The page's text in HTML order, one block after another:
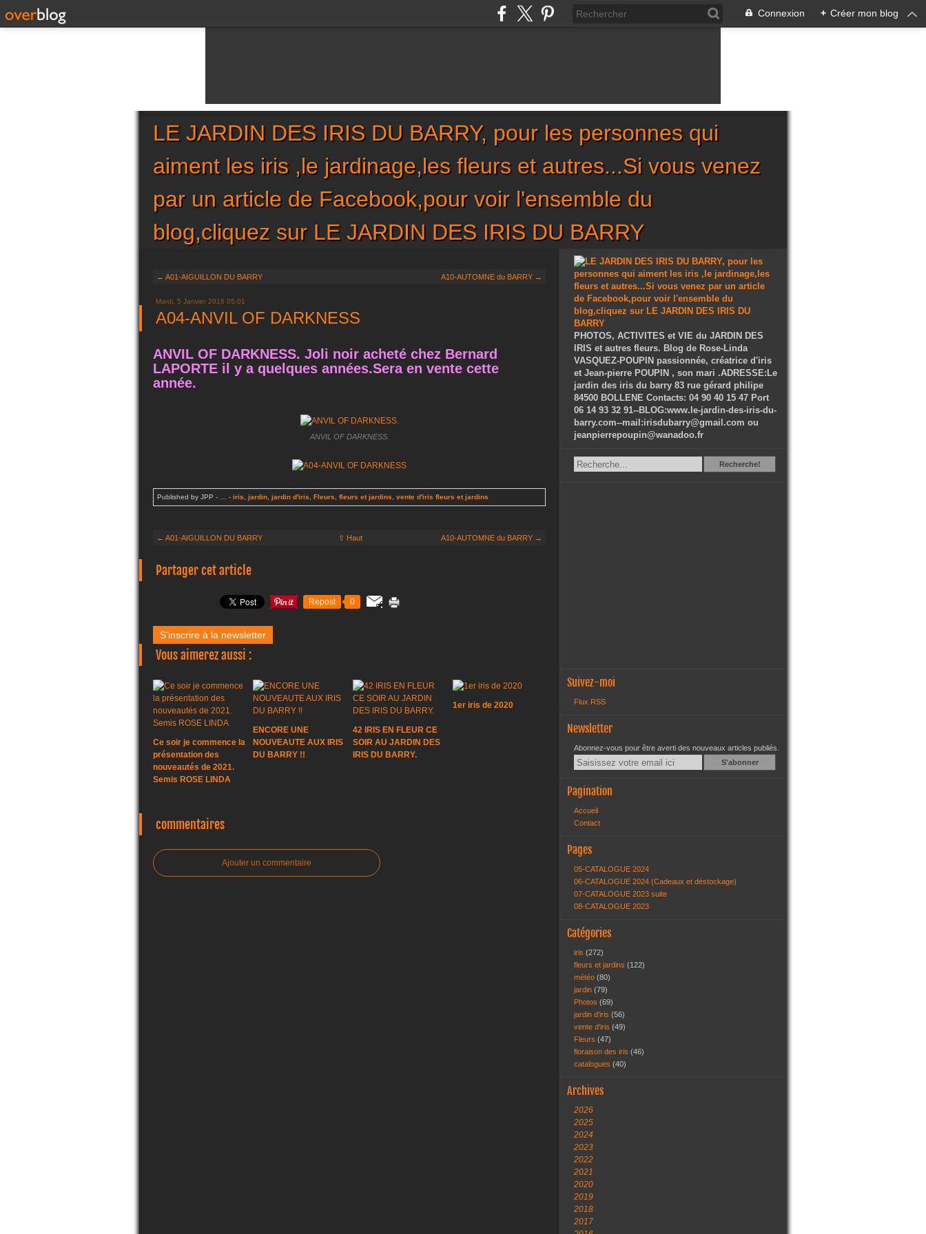
Connexion + Créer mon blog
LE JARDIN DES IRIS DU BARRY, pour les personnes qui
aiment les iris ,le jardinage,les fleurs et autres...Si vous venez
par un article de Facebook,pour voir l'ensemble du
blog,cliquez sur LE JARDIN DES IRIS DU BARRY
← A01-AIGUILLON DU BARRY A10-AUTOMNE du BARRY →
Mardi, 5 Janvier 2016 05:01
A04-ANVIL OF DARKNESS
ANVIL OF DARKNESS. Joli noir acheté chez Bernard
LAPORTE il y a quelques années.Sera en vente cette
année.
ANVIL OF DARKNESS.
Published by JPP - - iris jardin jardin d'iris Fleurs fleurs et jardins vente d'iris fleurs et jardins
← A01-AIGUILLON DU BARRY ⇧ Haut A10-AUTOMNE du BARRY →
Partager cet article
Repost 0
S'inscrire à la newsletter
Vous aimerez aussi :
Ce soir je commence la
présentation des
nouveautés de 2021.
Semis ROSE LINDA
ENCORE UNE
NOUVEAUTE AUX IRIS
DU BARRY !!
42 IRIS EN FLEUR CE
SOIR AU JARDIN DES
IRIS DU BARRY.
1er iris de 2020
commentaires
Ajouter un commentaire
PHOTOS, ACTIVITES et VIE du JARDIN DES
IRIS et autres fleurs. Blog de Rose-Linda
VASQUEZ-POUPIN passionnée, créatrice d'iris
et Jean-pierre POUPIN , son mari .ADRESSE:Le
jardin des iris du barry 83 rue gérard philipe
84500 BOLLENE Contacts: 04 90 40 15 47 Port
06 14 93 32 91--BLOG:www.le-jardin-des-iris-du-
barry.com--mail:irisdubarry@gmail.com ou
jeanpierrepoupin@wanadoo.fr
RechercheRecherche!
Suivez-moi
Flux RSS
Newsletter
Abonnez-vous pour être averti des nouveaux articles publiés.
Email
Pagination
Accueil
Contact
Pages
05-CATALOGUE 2024
06-CATALOGUE 2024 (Cadeaux et déstockage)
07-CATALOGUE 2023 suite
08-CATALOGUE 2023
Catégories
iris (272)
fleurs et jardins (122)
météo (80)
jardin (79)
Photos (69)
jardin d'iris (56)
vente d'iris (49)
Fleurs (47)
floraison des iris (46)
catalogues (40)
Archives
2026
2025
2024
2023
2022
2021
2020
2019
2018
2017